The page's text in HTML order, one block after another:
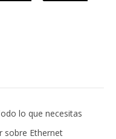
lo que necesitas
sobre Ethernet